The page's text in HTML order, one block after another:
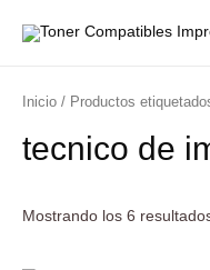
Inicio / Productos
tecnico de
Mostrando los 6